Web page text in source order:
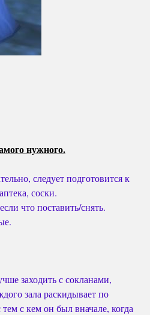
нужного.
следует подготовится к
соски.
что поставить/снять.
заходить с сокланами,
зала раскидывает по
с кем он был вначале, когда